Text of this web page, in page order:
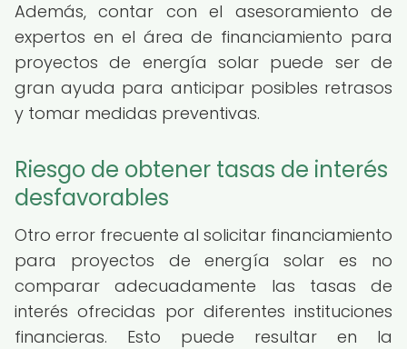
Además, contar con el asesoramiento de
expertos en el área de financiamiento para
proyectos de energía solar puede ser de
gran ayuda para anticipar posibles retrasos
y tomar medidas preventivas.
Riesgo de obtener tasas de interés
desfavorables
Otro error frecuente al solicitar financiamiento
para proyectos de energía solar es no
comparar adecuadamente las tasas de
interés ofrecidas por diferentes instituciones
financieras. Esto puede resultar en la